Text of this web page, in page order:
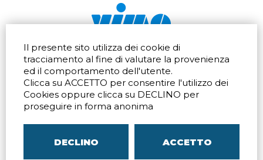
Il presente sito utilizza dei cookie di
tracciamento al fine di valutare la provenienza
ed il comportamento dell'utente.
Clicca su ACCETTO per consentire l'utilizzo dei
Cookies oppure clicca su DECLINO per
proseguire in forma anonima
DECLINO ACCETTO
Via dell'artigianato 32Q
20865 Usmate Velate (MB)
Indicazioni Stradali
Tel. +39 039 672520
Fax +39 039 672568
Email
Via Pontina 583
Roma (RM) 00128
Tel.+39 06 80079273
Indicazioni Stradali
Via San Crispino 64
Padova (PD) 35129
P.IVA00804240968 05096770150– C.C.I.A.A. di